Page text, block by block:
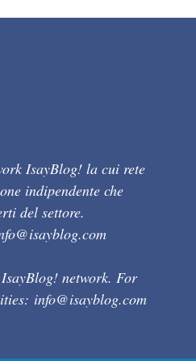
IsayBlog! la cui rete
indipendente che
del settore.
network. For
info@isayblog.com